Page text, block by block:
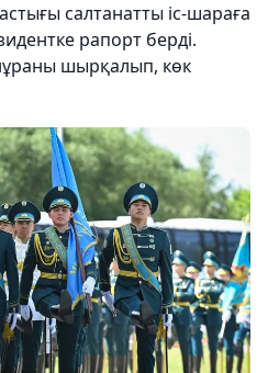
салтанатты іс-шараға
рапорт берді.
шырқалып, көк